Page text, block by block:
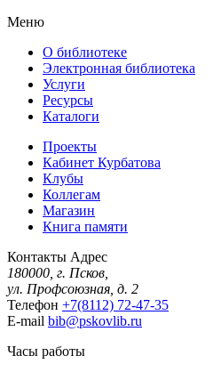
Меню
О библиотеке
Электронная библиотека
Услуги
Ресурсы
Каталоги
Проекты
Кабинет Курбатова
Клубы
Коллегам
Магазин
Книга памяти
Контакты Адрес
180000, г. Псков,
ул. Профсоюзная, д. 2
Телефон +7(8112) 72-47-35
E-mail bib@pskovlib.ru
Часы работы